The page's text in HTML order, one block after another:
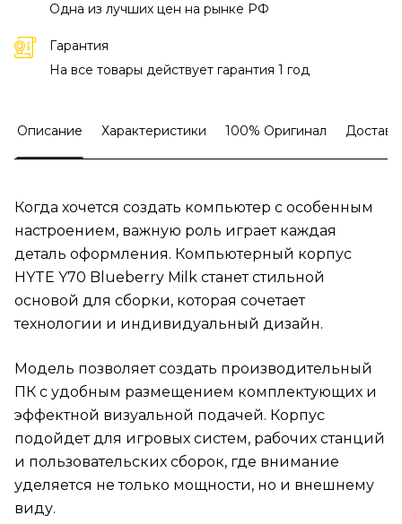
Одна из лучших цен на рынке РФ
Гарантия
На все товары действует гарантия 1 год
Описание Характеристики 100% Оригинал
Когда хочется создать компьютер с особенным
настроением, важную роль играет каждая
деталь оформления. Компьютерный корпус
HYTE Y70 Blueberry Milk станет стильной
основой для сборки, которая сочетает
технологии и индивидуальный дизайн.
Модель позволяет создать производительный
ПК с удобным размещением комплектующих и
эффектной визуальной подачей. Корпус
подойдет для игровых систем, рабочих станций
и пользовательских сборок, где внимание
уделяется не только мощности, но и внешнему
виду.